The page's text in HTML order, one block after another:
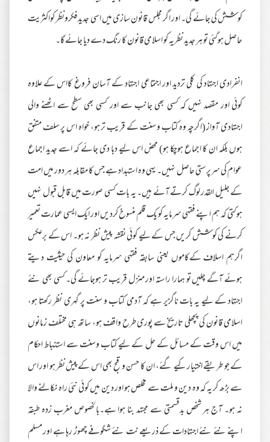
کوشش کی جائے گی۔ اور اگر مجلس قانون سازی میں اسی جدید فکرونظر کواکثریت
حاصل ہوگئی تو ہر جدید نظریہ کو اسلامی قانون کا رنگ دے دیا جائے گا۔
انفرادی اجتہاد کی کلی تردید اور اجتماعی اجتہاد کے آسان فروغ کااس کے علاوہ
کوئی اور مقصد نہیں کہ کسی بھی جانب سے اور کسی بھی سطح سے اٹھنے والی
اجتہادی آواز (اگرچہ وہ کتاب و سنت کے قریب تر ہو، خواہ اس پر سلف متفق
ہوں بلکہ ان کا اجماع ہوچکا ہو) محض اس لیے دبا دی جائے کہ اسے جدید اجماع
عوام کی سرپرستی حاصل نہیں۔ یہی وہ استبداد ہے جس کا مقابلہ ہر دور میں امت
کے جلیل القدر لوگ کرتے آئے ہیں۔ یہ بات کسی صورت میں قابل قبول نہیں
ہوکتی کہ ہم اپنے فقہی سرمایہ کو یک قلم منسوخ کردیں اور ایک ایسی عمارت تعمیر
کرنے کی کوشش کریں جس کے لیے کوئی نقشہ پیش نظر نہ ہو۔ اس کے برعکس
اگرہم اسلاف کےکاموں یعنی سابقہ فقہی سرمایہ کو معاون کی حیثیت دیتے
ہوئے آگے چلیں تو ہمارا راستہ اور منزل قریب تر ہوجائے گی۔ کسی بھی نئے
اجتہاد کے لیے یہ بات ناگزیر ہے کہ آدمی کتاب و سنت پر گہری نظر رکھتا ہو،
اسلامی قانون کی پچھلی تاریخ سے پوری طرح واقف ہو، ساتھ ہی مختلف زمانوں
میں اس وقت کے مسائل کے حل کے لیے کتاب وسنت سے استنباط احکام
کے جو طریقے اختیار کیے گئے، ان کا حسن و قبح بھی اس کےپیش نظر ہو اور اس
سے بڑھ کر یہ کہ وہ دین و ملت سے مخلص ہو اور دین میں کوئی نئی راہ نکالنے والا
نہ ہو۔ آج ہر شخص بدقسمتی سے مجتہد بنا ہوا ہے۔بالخصوص مغرب زدہ طبقہ
اپنے نئے نئے اجتہادات کے ذریعے نت نئے شگوفے چھوڑ رہا ہے اور مسلم